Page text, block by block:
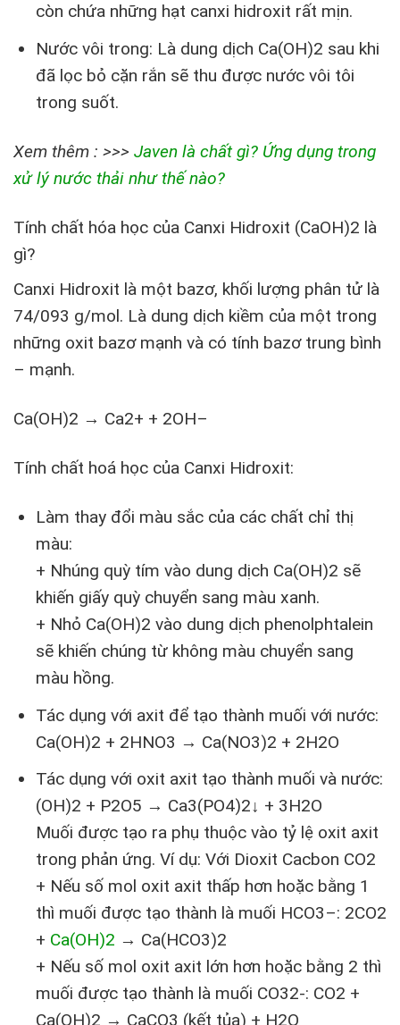
còn chứa những hạt canxi hidroxit rất mịn.
Nước vôi trong: Là dung dịch Ca(OH)2 sau khi
đã lọc bỏ cặn rắn sẽ thu được nước vôi tôi
trong suốt.
Xem thêm : >>> Javen là chất gì? Ứng dụng trong
xử lý nước thải như thế nào?
Tính chất hóa học của Canxi Hidroxit (CaOH)2 là
gì?
Canxi Hidroxit là một bazơ, khối lượng phân tử là
74/093 g/mol. Là dung dịch kiềm của một trong
những oxit bazơ mạnh và có tính bazơ trung bình
– mạnh.
Ca(OH)2 → Ca2+ + 2OH–
Tính chất hoá học của Canxi Hidroxit:
Làm thay đổi màu sắc của các chất chỉ thị
màu:
+ Nhúng quỳ tím vào dung dịch Ca(OH)2 sẽ
khiến giấy quỳ chuyển sang màu xanh.
+ Nhỏ Ca(OH)2 vào dung dịch phenolphtalein
sẽ khiến chúng từ không màu chuyển sang
màu hồng.
Tác dụng với axit để tạo thành muối với nước:
Ca(OH)2 + 2HNO3 → Ca(NO3)2 + 2H2O
Tác dụng với oxit axit tạo thành muối và nước:
(OH)2 + P2O5 → Ca3(PO4)2↓ + 3H2O
Muối được tạo ra phụ thuộc vào tỷ lệ oxit axit
trong phản ứng. Ví dụ: Với Dioxit Cacbon CO2
+ Nếu số mol oxit axit thấp hơn hoặc bằng 1
thì muối được tạo thành là muối HCO3–: 2CO2
+ Ca(OH)2 → Ca(HCO3)2
+ Nếu số mol oxit axit lớn hơn hoặc bằng 2 thì
muối được tạo thành là muối CO32-: CO2 +
Ca(OH)2 → CaCO3 (kết tủa) + H2O